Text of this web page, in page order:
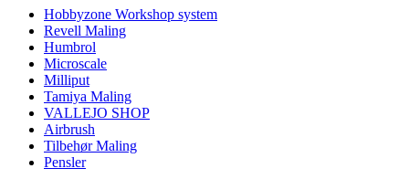
Hobbyzone Workshop system
Revell Maling
Humbrol
Microscale
Milliput
Tamiya Maling
VALLEJO SHOP
Airbrush
Tilbehør Maling
Pensler